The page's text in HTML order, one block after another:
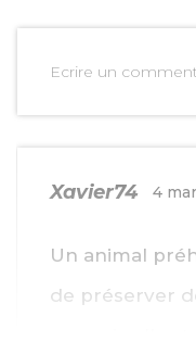
Ecrire un
Xavier74 4
Un animal
de préserver